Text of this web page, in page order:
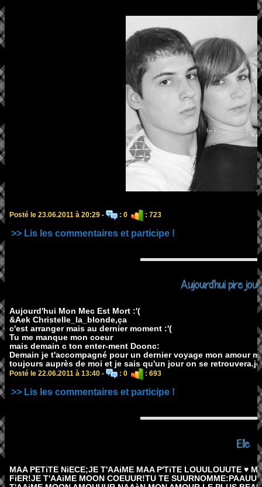
Posté le 23.06.2011 à 20:29 - : 0 : 723
>> Lis les commentaires et participe !
Aujourd'hui pire
Aujourd'hui Mon Mec Est Mort :'(
&Aek Christelle_la_blonde,ça
c'est arranger mais au dernier moment :'(
Tu me manque mon coeur
mais demain c ton enter-ment Doonc:
Demain je t'accompagné pour un dernier voyage mon amour
toujours auprès de moi et je sais qu'un jour on se
Posté le 22.06.2011 à 13:40 - : 0 : 693
>> Lis les commentaires et participe !
Elle
MAA PETiTE NiECE;JE T'AAiME MAA P'TiTE LOUULOUUTE ♥
FiER!JE T'AAiME MOON COEUUR!TU TE